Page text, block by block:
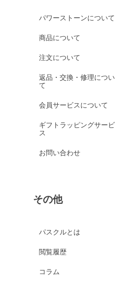
パワーストーンについて
商品について
注文について
返品・交換・修理につい
て
会員サービスについて
ギフトラッピングサービ
ス
お問い合わせ
その他
パスクルとは
閲覧履歴
コラム